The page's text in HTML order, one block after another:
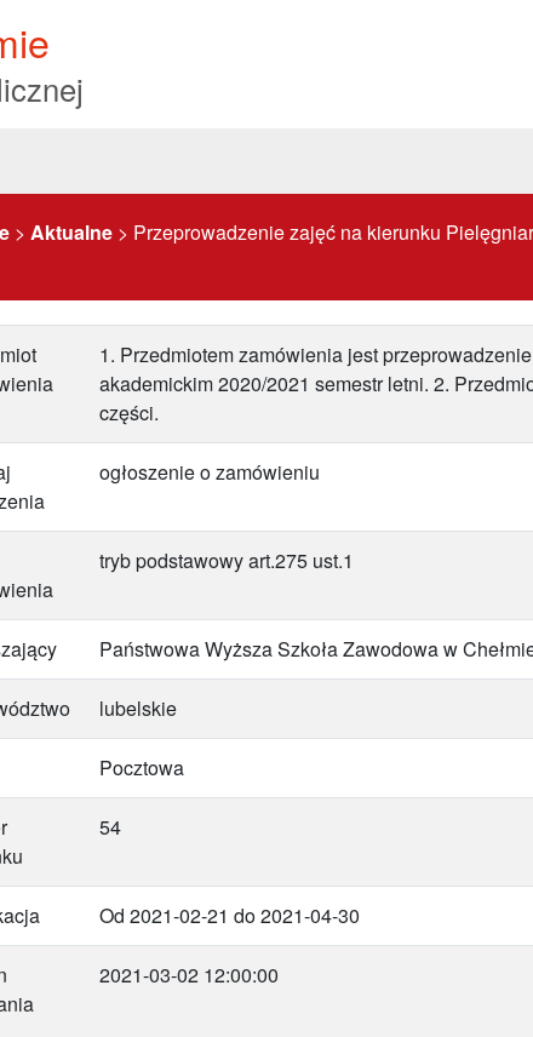
> Aktualne > Przeprowadzenie zajęć na kierunku
1. Przedmiotem zamówienia jest
akademickim 2020/2021 semestr letni. 2.
części.
ogłoszenie o zamówieniu
tryb podstawowy art.275 ust.1
Państwowa Wyższa Szkoła Zawodowa w
lubelskie
Pocztowa
54
Od 2021-02-21 do 2021-04-30
2021-03-02 12:00:00